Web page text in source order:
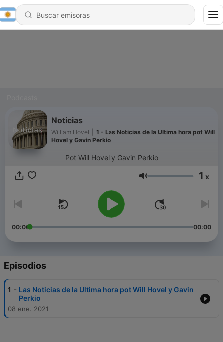
Noticias
William Hovel
1 - Las Noticias de la Ultima hora pot Will
Hovel y Gavin Perkio
Pot Will Hovel y Gavin Perkio
Volumen 1 x
00:00 00:00
Episodios
1 - Las Noticias de la Ultima hora pot Will Hovel y Gavin
Perkio
08 ene. 2021